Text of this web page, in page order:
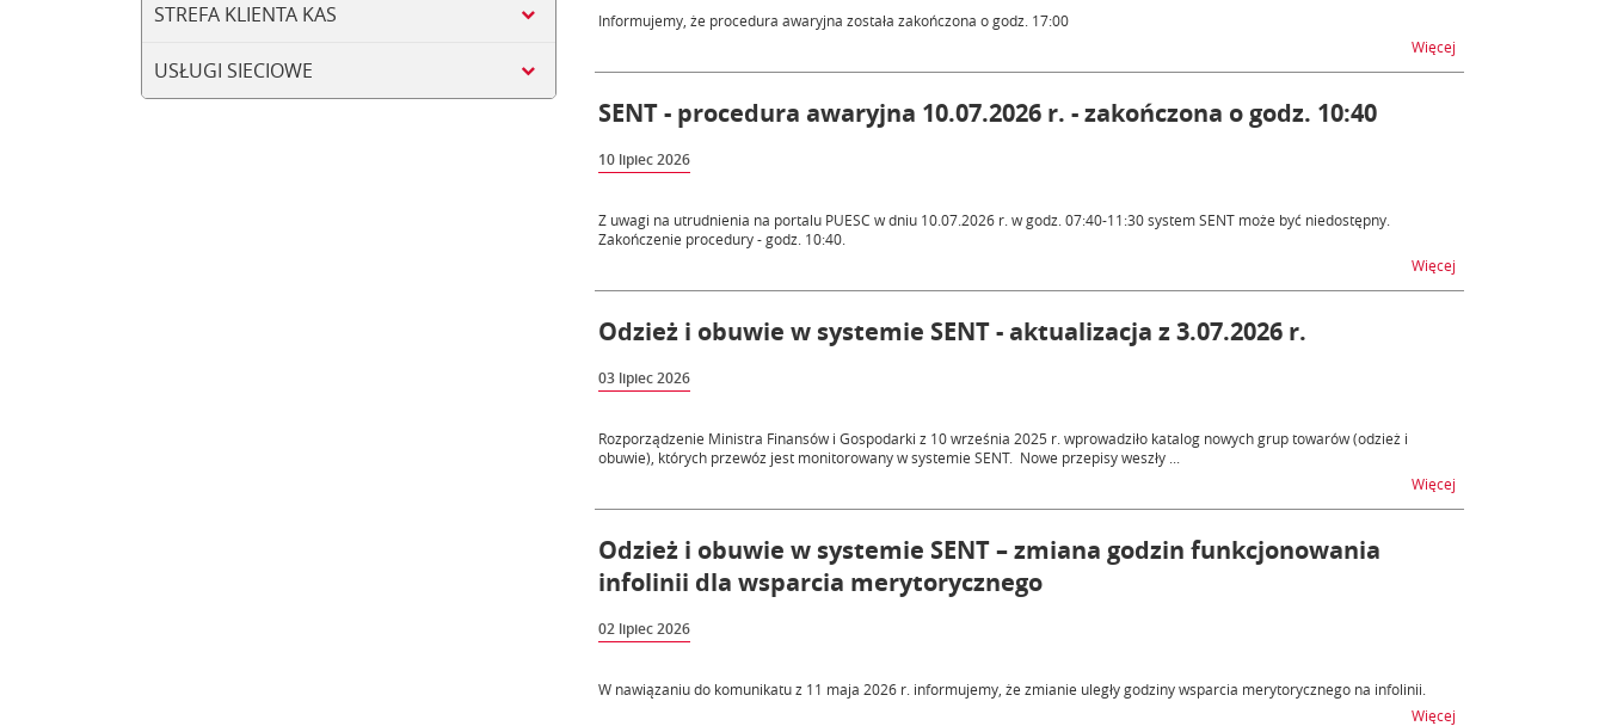
STREFA KLIENTA KAS
USŁUGI SIECIOWE
Informujemy, że procedura awaryjna została zakończona o godz. 17:00
Więcej
SENT - procedura awaryjna 10.07.2026 r. - zakończona o godz. 10:40
10 lipiec 2026
Z uwagi na utrudnienia na portalu PUESC w dniu 10.07.2026 r. w godz. 07:40-11:30 system SENT może być niedostępny.
Zakończenie procedury - godz. 10:40.
Więcej
Odzież i obuwie w systemie SENT - aktualizacja z 3.07.2026 r.
03 lipiec 2026
Rozporządzenie Ministra Finansów i Gospodarki z 10 września 2025 r. wprowadziło katalog nowych grup towarów (odzież i
obuwie), których przewóz jest monitorowany w systemie SENT. Nowe przepisy weszły ...
Więcej
Odzież i obuwie w systemie SENT – zmiana godzin funkcjonowania
infolinii dla wsparcia merytorycznego
02 lipiec 2026
W nawiązaniu do komunikatu z 11 maja 2026 r. informujemy, że zmianie uległy godziny wsparcia merytorycznego na infolinii.
Więcej